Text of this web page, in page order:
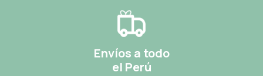
Envíos a todo
el Perú